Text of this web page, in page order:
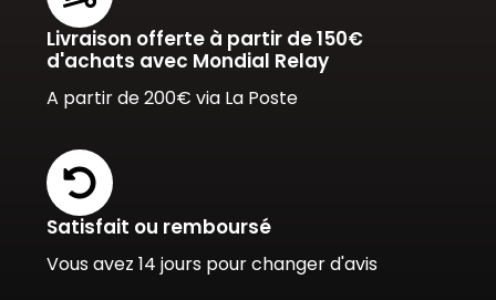
Livraison offerte à partir de 150€
d'achats avec Mondial Relay
A partir de 200€ via La Poste
Satisfait ou remboursé
Vous avez 14 jours pour changer d'avis